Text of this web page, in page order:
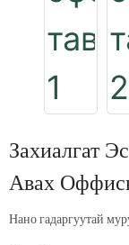
Захиалгат
Авах
Нано гадаргуутай